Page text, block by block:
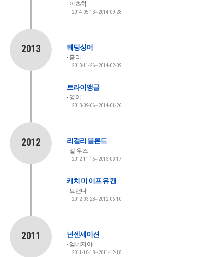
이츠학
2014-05-13~2014-09-28
2013 웨딩싱어
홀리
2013-11-26~2014-02-09
트라이앵글
영이
2013-09-06~2014-01-26
2012 리걸리 블론드
엘 우즈
2012-11-16~2013-03-17
캐치 미 이프 유 캔
브랜다
2012-03-28~2012-06-10
2011 넌센세이션
엠네지아
2011-10-18~2011-12-18